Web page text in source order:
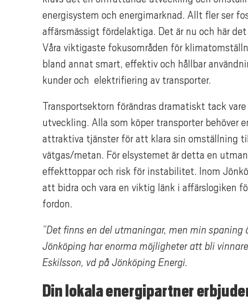
energisystem och energimarknad. Allt fler ser
affärsmässigt fördelaktiga. Det är nu och här det
Våra viktigaste fokusområden för
bland annat smart, effektiv och hållbar
kunder och elektrifiering av transporter.
Transportsektorn förändras dramatiskt tack
utveckling. Alla som köper transporter behöver
attraktiva tjänster för att klara sin omställning
vätgas/metan. För elsystemet är detta en
effekttoppar och risk för instabilitet. Inom
att bidra och vara en viktig länk i affärslogiken
fordon.
”Det finns en del utmaningar, men min spaning
Jönköping har enorma möjligheter att bli
Eskilsson, vd på Jönköping Energi.
Din lokala energipartner